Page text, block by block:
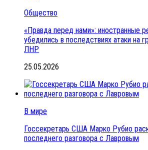
Общество
«Правда перед нами»: иностранные
убедились в последствиях атаки на
ЛНР
25.05.2026
В мире
Госсекретарь США Марко Рубио
последнего разговора с Лавровым